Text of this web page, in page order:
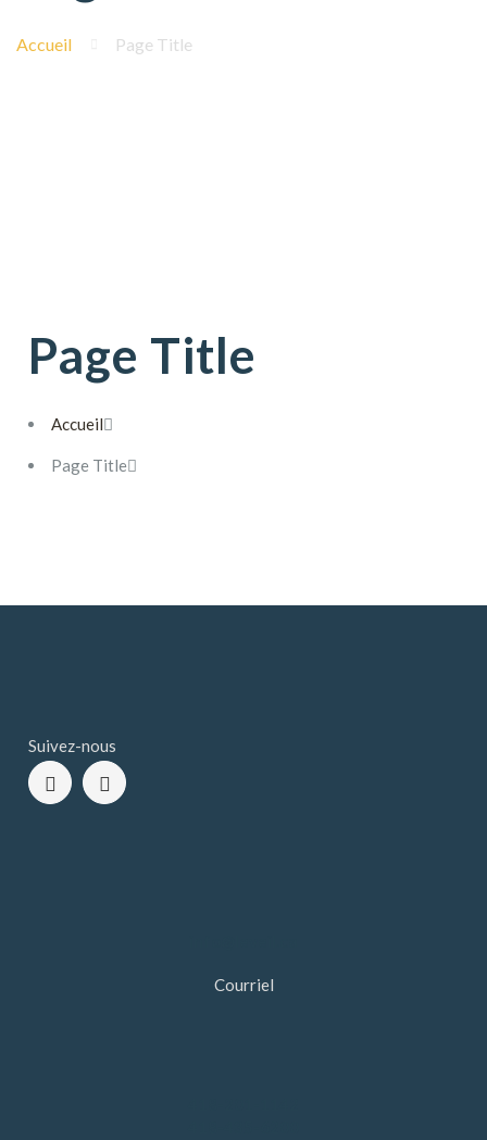
Accueil Page Title
Page Title
Accueil
Page Title
Suivez-nous
Courriel